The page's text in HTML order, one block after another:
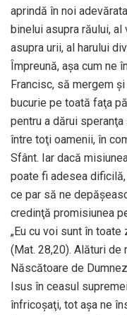
aprindă în noi
binelui asupra răului,
asupra urii, al harului
Împreună, așa cum ne
Francisc, să mergem
bucurie pe toată faţa
pentru a dărui
între toţi oamenii, în
Sfânt. Iar dacă
poate fi adesea
ce par să ne
credinţă promisiunea
„Eu cu voi sunt în
(Mat. 28,20). Alături de
Născătoare de
Isus în ceasul
înfricoșaţi, tot așa ne